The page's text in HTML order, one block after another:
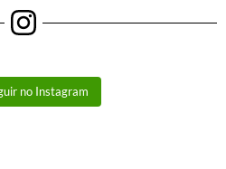
no Instagram